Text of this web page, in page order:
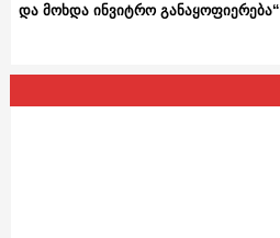
და მოხდა ინვიტრო განაყოფიერება“